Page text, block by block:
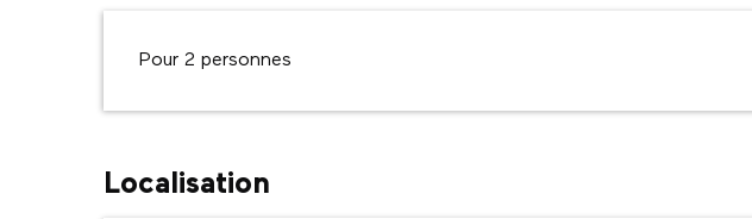
Description
Pour 2 personnes
Localisation